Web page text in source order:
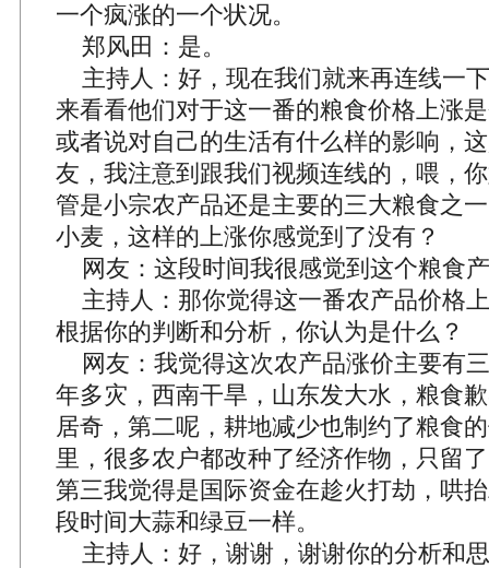
一个疯涨的一个状况。
郑风田：是。
主持人：好，现在我们就来再连线一
来看看他们对于这一番的粮食价格上涨
或者说对自己的生活有什么样的影响，
友，我注意到跟我们视频连线的，喂，
管是小宗农产品还是主要的三大粮食之
小麦，这样的上涨你感觉到了没有？
网友：这段时间我很感觉到这个粮食
主持人：那你觉得这一番农产品价格
根据你的判断和分析，你认为是什么？
网友：我觉得这次农产品涨价主要有
年多灾，西南干旱，山东发大水，粮食
居奇，第二呢，耕地减少也制约了粮食
里，很多农户都改种了经济作物，只留
第三我觉得是国际资金在趁火打劫，哄
段时间大蒜和绿豆一样。
主持人：好，谢谢，谢谢你的分析和